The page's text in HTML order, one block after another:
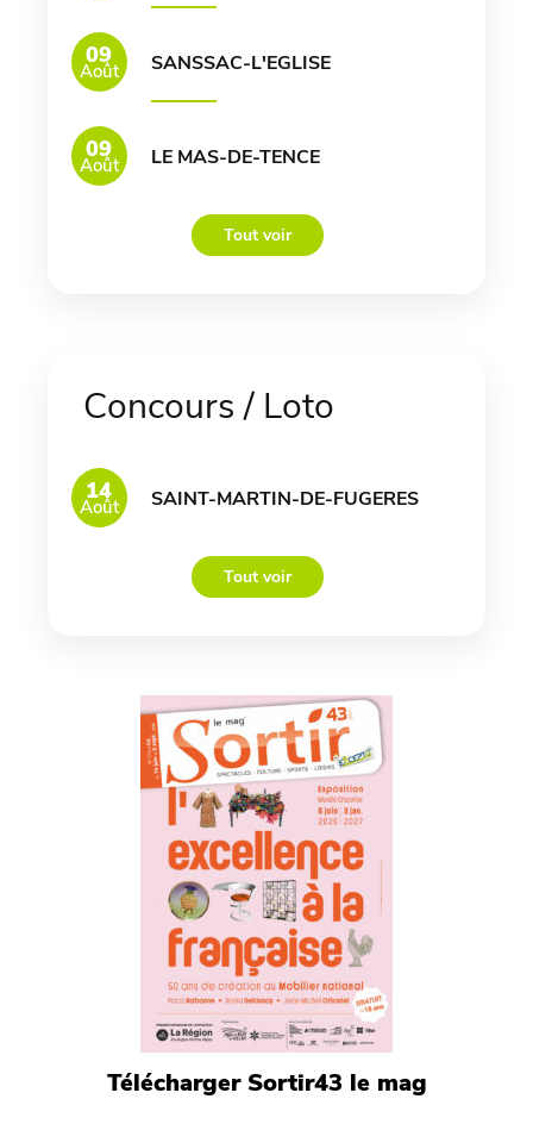
09
Août SANSSAC-L'EGLISE
09
Août LE MAS-DE-TENCE
Tout voir
Concours / Loto
14
Août SAINT-MARTIN-DE-FUGERES
Tout voir
Télécharger Sortir43 le mag